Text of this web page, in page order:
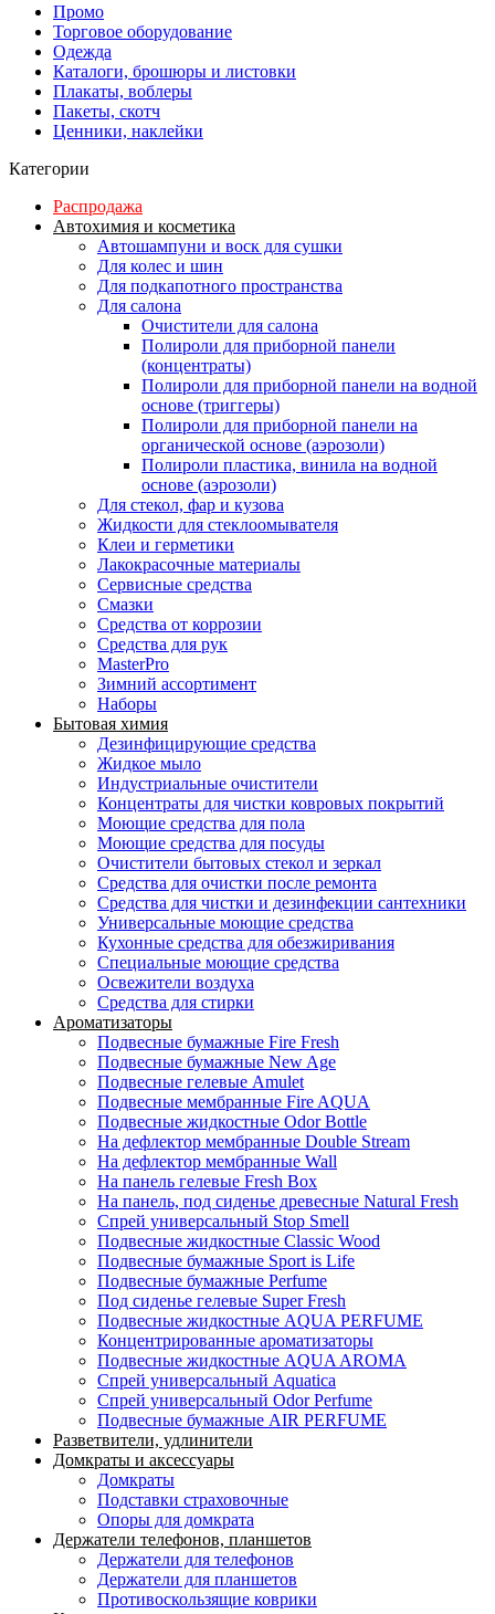
Промо
Торговое оборудование
Одежда
Каталоги, брошюры и листовки
Плакаты, воблеры
Пакеты, скотч
Ценники, наклейки
Категории
Распродажа
Автохимия и косметика
Автошампуни и воск для сушки
Для колес и шин
Для подкапотного пространства
Для салона
Очистители для салона
Полироли для приборной панели
(концентраты)
Полироли для приборной панели на водной
основе (триггеры)
Полироли для приборной панели на
органической основе (аэрозоли)
Полироли пластика, винила на водной
основе (аэрозоли)
Для стекол, фар и кузова
Жидкости для стеклоомывателя
Клеи и герметики
Лакокрасочные материалы
Сервисные средства
Смазки
Средства от коррозии
Средства для рук
MasterPro
Зимний ассортимент
Наборы
Бытовая химия
Дезинфицирующие средства
Жидкое мыло
Индустриальные очистители
Концентраты для чистки ковровых покрытий
Моющие средства для пола
Моющие средства для посуды
Очистители бытовых стекол и зеркал
Средства для очистки после ремонта
Средства для чистки и дезинфекции сантехники
Универсальные моющие средства
Кухонные средства для обезжиривания
Специальные моющие средства
Освежители воздуха
Средства для стирки
Ароматизаторы
Подвесные бумажные Fire Fresh
Подвесные бумажные New Age
Подвесные гелевые Amulet
Подвесные мембранные Fire AQUA
Подвесные жидкостные Odor Bottle
На дефлектор мембранные Double Stream
На дефлектор мембранные Wall
На панель гелевые Fresh Box
На панель, под сиденье древесные Natural Fresh
Спрей универсальный Stop Smell
Подвесные жидкостные Classic Wood
Подвесные бумажные Sport is Life
Подвесные бумажные Perfume
Под сиденье гелевые Super Fresh
Подвесные жидкостные AQUA PERFUME
Концентрированные ароматизаторы
Подвесные жидкостные AQUA AROMA
Спрей универсальный Aquatica
Спрей универсальный Odor Perfume
Подвесные бумажные AIR PERFUME
Разветвители, удлинители
Домкраты и аксессуары
Домкраты
Подставки страховочные
Опоры для домкрата
Держатели телефонов, планшетов
Держатели для телефонов
Держатели для планшетов
Противоскользящие коврики